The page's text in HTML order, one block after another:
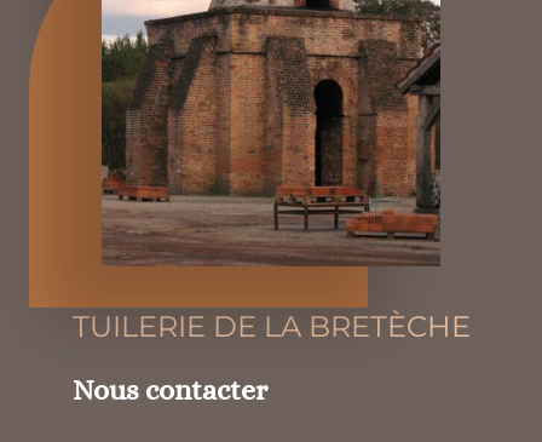
TUILERIE DE LA BRETÈCHE
Nous contacter